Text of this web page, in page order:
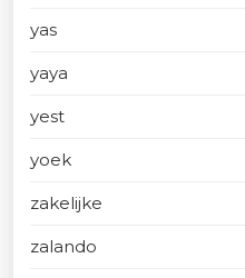
yas
yaya
yest
yoek
zakelijke
zalando